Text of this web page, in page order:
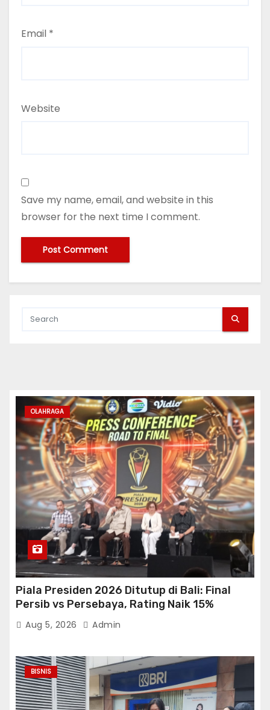
Email *
Website
Save my name, email, and website in this
browser for the next time I comment.
OLAHRAGA
Piala Presiden 2026 Ditutup di Bali: Final
Persib vs Persebaya, Rating Naik 15%
Aug 5, 2026 Admin
BISNIS